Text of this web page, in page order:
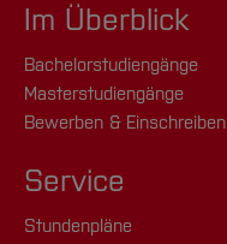
Im Überblick
Bachelorstudiengänge
Masterstudiengänge
Bewerben & Einschreiben
Service
Stundenpläne